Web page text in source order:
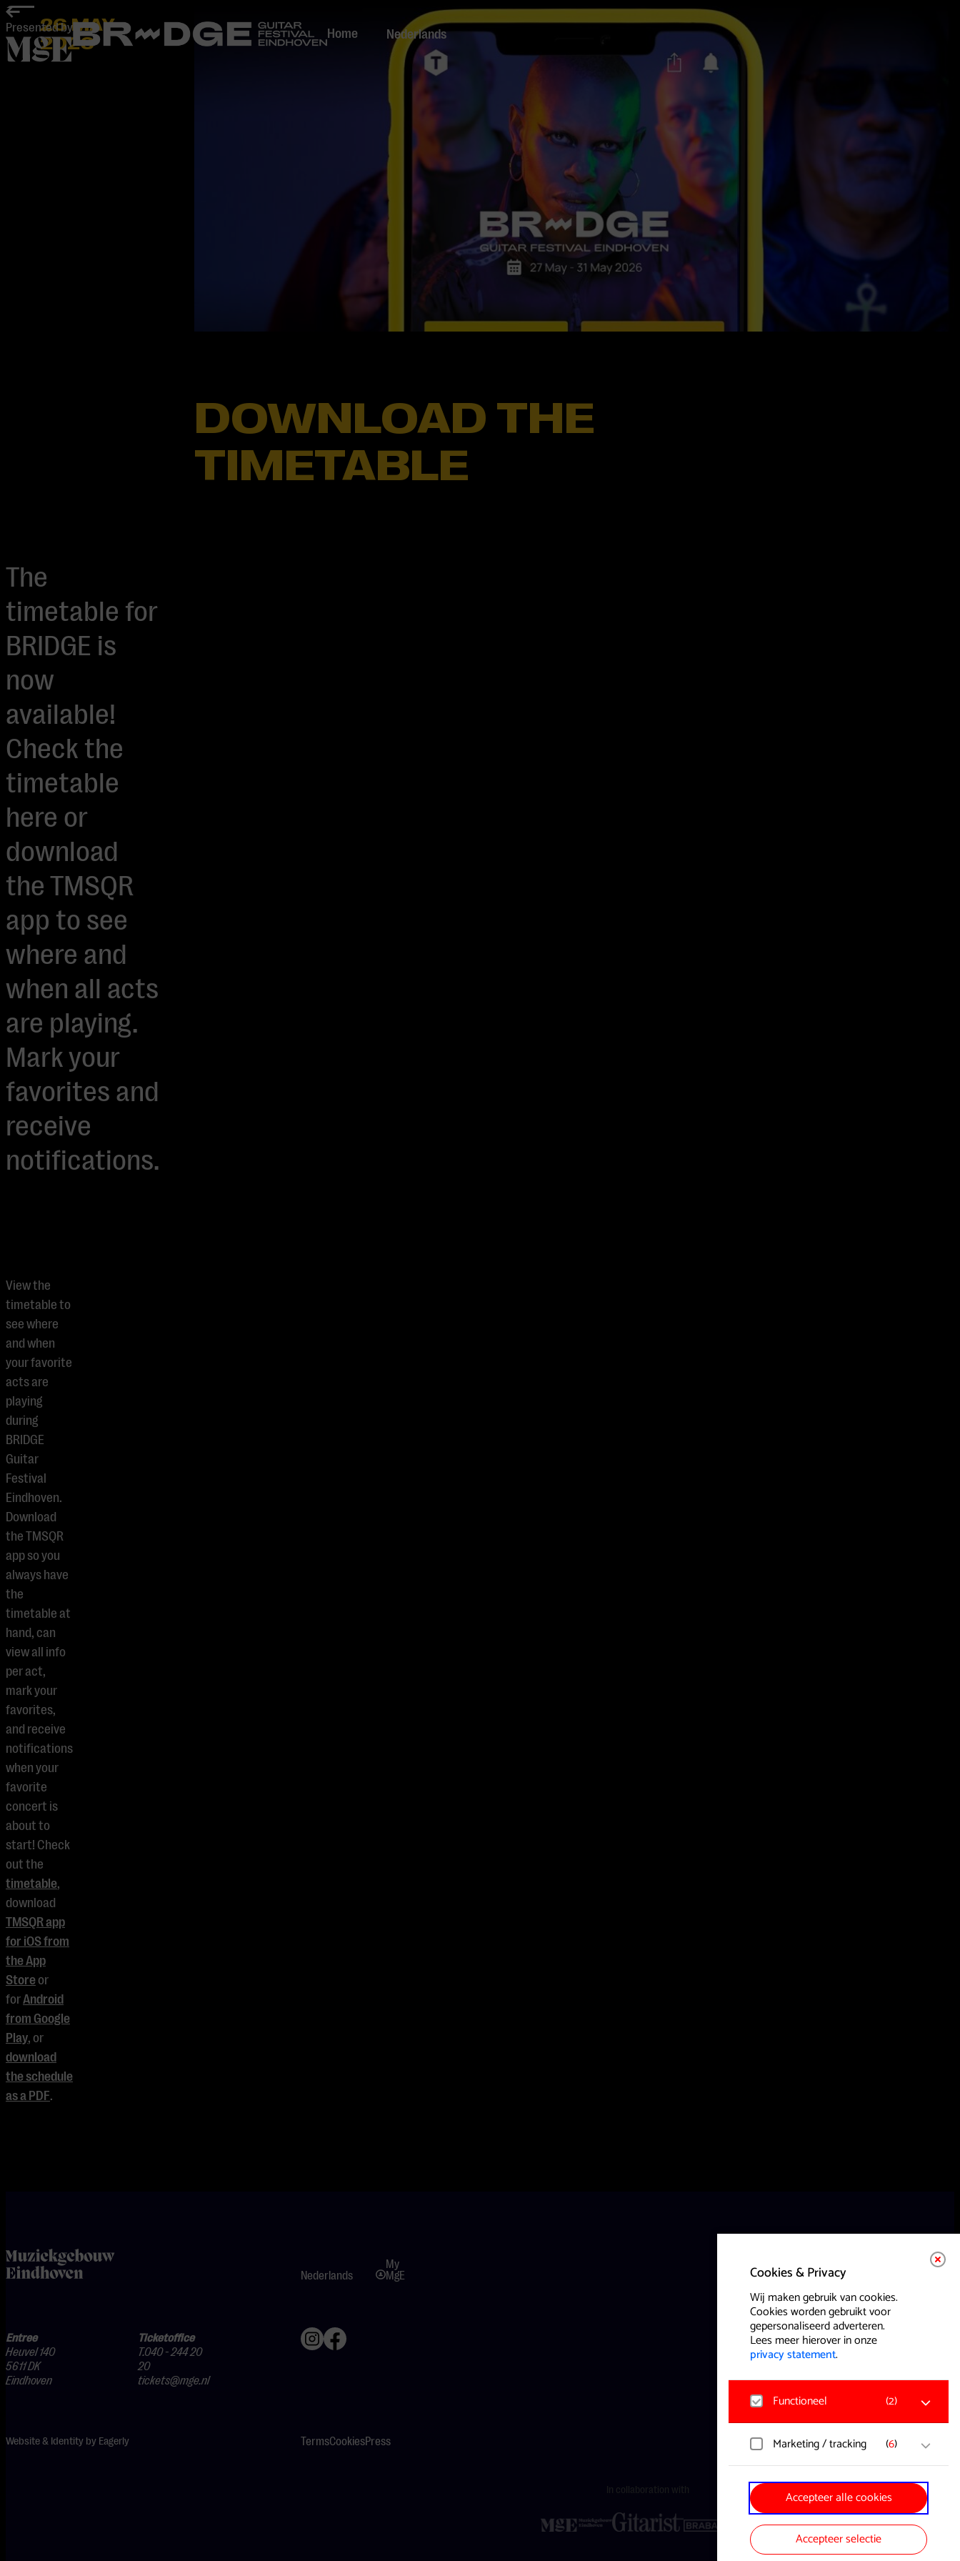
Cookies & Privacy
Wij maken gebruik van cookies.
Cookies worden gebruikt voor
gepersonaliseerd adverteren.
Lees meer hierover in onze
privacy statement.
Functioneel (2)
Noodzakelijk
Voor het functioneren van de website
en het onthouden van voorkeuren
worden functionele cookies
geplaatst. Hierbij worden geen
persoonsgegevens verzameld.
Google Analytics
Marketing / tracking (6)
YouTube
Registreert klikgedrag, bekeken
video’s en aangepaste voorkeuren.
Bezoekersinformatie en
gebruikersgedrag wordt gebruikt voor
advertenties.
Accepteer alle cookies
Accepteer selectie
Presented by
home
Home
Nederlands
26 MAY
2026
DOWNLOAD THE
TIMETABLE
The
timetable for
BRIDGE is
now
available!
Check the
timetable
here or
download
the TMSQR
app to see
where and
when all acts
are playing.
Mark your
favorites and
receive
notifications.
View the
timetable to
see where
and when
your favorite
acts are
playing
during
BRIDGE
Guitar
Festival
Eindhoven.
Download
the TMSQR
app so you
always have
the
timetable at
hand, can
view all info
per act,
mark your
favorites,
and receive
notifications
when your
favorite
concert is
about to
start! Check
out the
timetable,
download
TMSQR app
for iOS from
the App
Store or
forAndroid
from Google
Play, or
download
the schedule
as a PDF.
home
Entree
Heuvel 140
5611 DK
Eindhoven
Ticketoffice
T.040 - 244 20
20
tickets@mge.nl
Nederlands
My
MgE
TermsCookiesPress
Website & Identity by Eagerly
In collaboration with